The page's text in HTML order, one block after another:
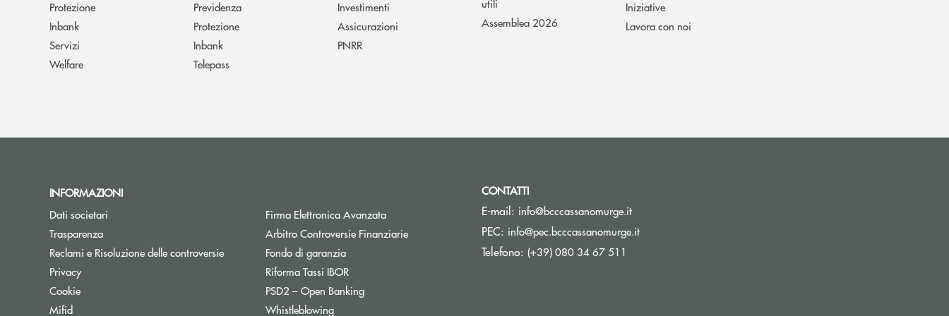
Protezione
Inbank
Servizi
Welfare
Previdenza
Protezione
Inbank
Telepass
Investimenti
Assicurazioni
PNRR
utili
Assemblea 2026
Iniziative
Lavora con noi
INFORMAZIONI
Dati societari
Trasparenza
Reclami e Risoluzione delle controversie
Privacy
Cookie
Mifid
Firma Elettronica Avanzata
Arbitro Controversie FinanziarieApre una nuova finestra
Fondo di garanziaApre una nuova finestra
Riforma Tassi IBORApre una nuova finestra
PSD2 – Open BankingApre una nuova finestra
Whistleblowing
CONTATTI
E-mail: info@bcccassanomurge.it(si apre l’app di posta elettronica)
PEC: info@pec.bcccassanomurge.it(si apre l’app di posta elettronica)
Telefono: (+39) 080 34 67 511